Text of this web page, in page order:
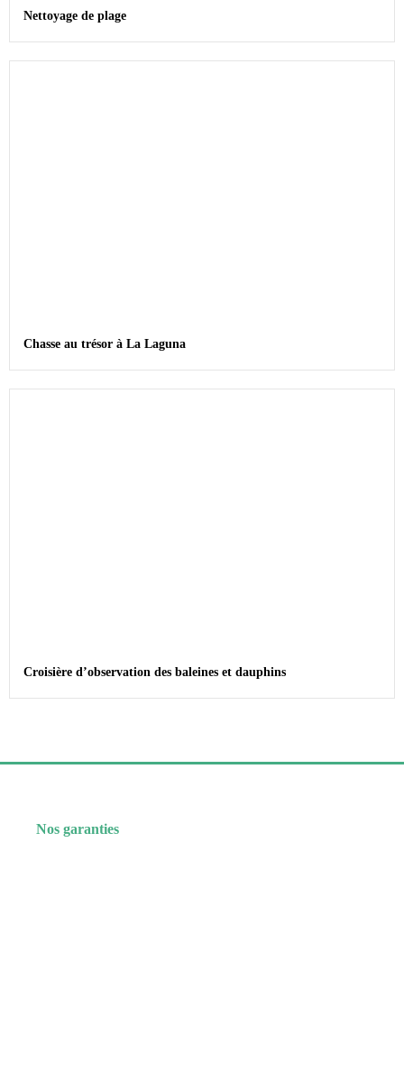
Nettoyage de plage
Chasse au trésor à La Laguna
Croisière d’observation des baleines et dauphins
Nos garanties